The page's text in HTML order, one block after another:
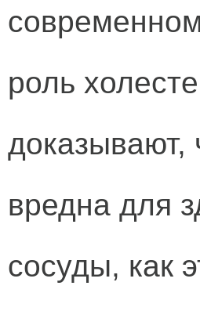
роль
доказывают,
вредна для
сосуды, как